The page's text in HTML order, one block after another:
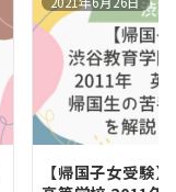
【帰国子女受験